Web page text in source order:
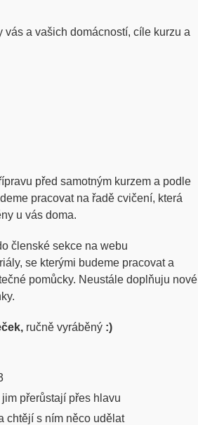
vás a vašich domácností, cíle kurzu a
před samotným kurzem a podle
pracovat na řadě cvičení, která
u vás doma.
členské sekce na webu
se kterými budeme pracovat a
pomůcky. Neustále doplňuju nové
ručně vyráběný :)
přerůstají přes hlavu
chtějí s ním něco udělat